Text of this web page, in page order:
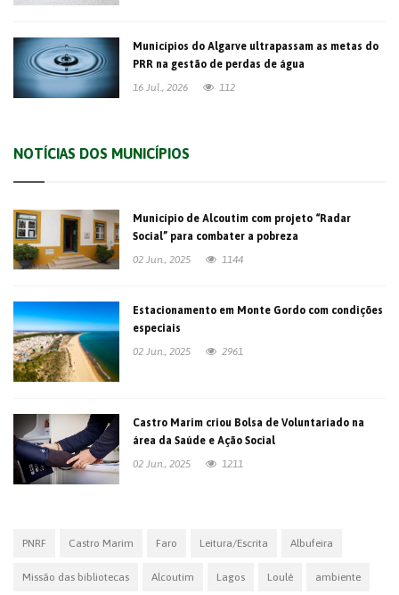
Municípios do Algarve ultrapassam as metas do
PRR na gestão de perdas de água
16 Jul., 2026
112
NOTÍCIAS DOS MUNICÍPIOS
Município de Alcoutim com projeto “Radar
Social” para combater a pobreza
02 Jun., 2025
1144
Estacionamento em Monte Gordo com condições
especiais
02 Jun., 2025
2961
Castro Marim criou Bolsa de Voluntariado na
área da Saúde e Ação Social
02 Jun., 2025
1211
PNRF Castro Marim Faro Leitura/Escrita Albufeira
Missão das bibliotecas Alcoutim Lagos Loulé ambiente